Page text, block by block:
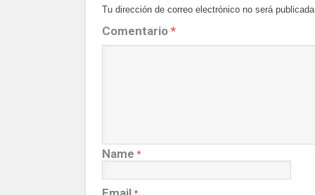
Tu dirección de correo electrónico no será publicada.
Comentario *
Name *